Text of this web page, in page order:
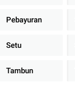
Pebayuran
Setu
Tambun